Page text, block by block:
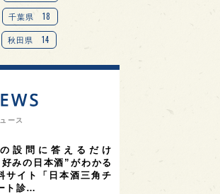
千葉県 18
秋田県 14
岐阜県 13
9
滋賀県 7 和歌山県 6
高知県 5 島根県 5
ース
設問に答えるだけ
みの日本酒”がわかる
サイト「日本酒三角チ
ト診…